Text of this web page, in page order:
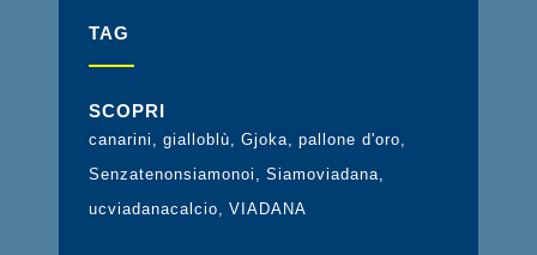
TAG
SCOPRI
canarini gialloblù Gjoka pallone d'oro
Senzatenonsiamonoi
Siamoviadana
ucviadanacalcio
VIADANA